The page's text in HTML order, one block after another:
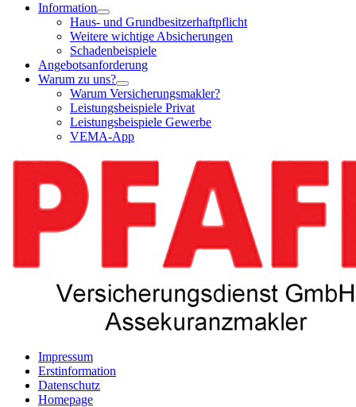
Information
Haus- und Grundbesitzerhaftpflicht
Weitere wichtige Absicherungen
Schadenbeispiele
Angebotsanforderung
Warum zu uns?
Warum Versicherungsmakler?
Leistungsbeispiele Privat
Leistungsbeispiele Gewerbe
VEMA-App
Impressum
Erstinformation
Datenschutz
Homepage